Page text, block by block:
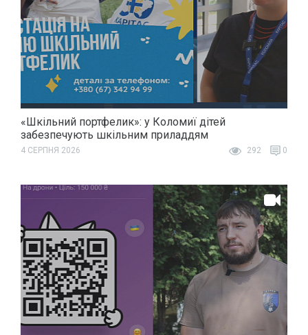
«Шкільний портфелик»: у Коломиї дітей
забезпечують шкільним приладдям
4 СЕРПНЯ 2026 292 0